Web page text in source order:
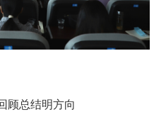
顾总结明方向